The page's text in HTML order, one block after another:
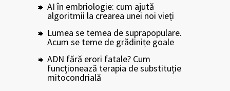
AI în embriologie: cum ajută
algoritmii la crearea unei noi vieți
Lumea se temea de suprapopulare.
Acum se teme de grădinițe goale
ADN fără erori fatale? Cum
funcționează terapia de substituție
mitocondrială